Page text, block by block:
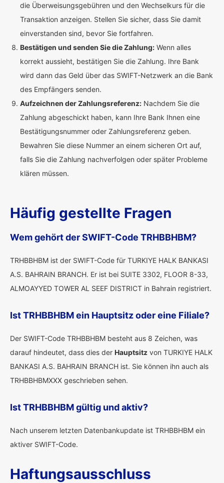
die Überweisungsgebühren und den Wechselkurs für die
Transaktion anzeigen. Stellen Sie sicher, dass Sie damit
einverstanden sind, bevor Sie fortfahren.
Bestätigen und senden Sie die Zahlung: Wenn alles
korrekt aussieht, bestätigen Sie die Zahlung. Ihre Bank
wird dann das Geld über das SWIFT-Netzwerk an die Bank
des Empfängers senden.
Aufzeichnen der Zahlungsreferenz: Nachdem Sie die
Zahlung abgeschickt haben, kann Ihre Bank Ihnen eine
Bestätigungsnummer oder Zahlungsreferenz geben.
Bewahren Sie diese Nummer an einem sicheren Ort auf,
falls Sie die Zahlung nachverfolgen oder später Probleme
klären müssen.
Häufig gestellte Fragen
Wem gehört der SWIFT-Code TRHBBHBM?
TRHBBHBM ist der SWIFT-Code für TURKIYE HALK BANKASI
A.S. BAHRAIN BRANCH. Er ist bei SUITE 3302, FLOOR 8-33,
ALMOAYYED TOWER AL SEEF DISTRICT in Bahrain registriert.
Ist TRHBBHBM ein Hauptsitz oder eine Filiale?
Der SWIFT-Code TRHBBHBM besteht aus 8 Zeichen, was
darauf hindeutet, dass dies der Hauptsitz von TURKIYE HALK
BANKASI A.S. BAHRAIN BRANCH ist. Sie können ihn auch als
TRHBBHBMXXX geschrieben sehen.
Ist TRHBBHBM gültig und aktiv?
Nach unserem letzten Datenbankupdate ist TRHBBHBM ein
aktiver SWIFT-Code.
Haftungsausschluss